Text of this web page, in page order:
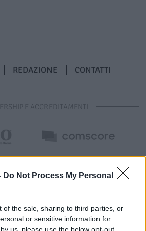
Do Not Process My Personal
of the sale, sharing to third parties, or
or sensitive information for
REDAZIONE CONTATTI
E ACCREDITAMENTI